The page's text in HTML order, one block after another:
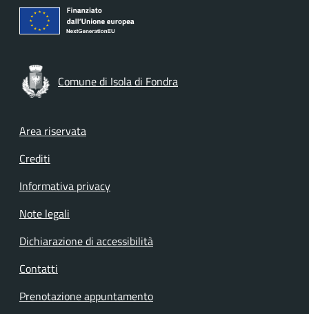
Comune di Isola di Fondra
Footer menu
Area riservata
Crediti
Informativa privacy
Note legali
Dichiarazione di accessibilità
Contatti
Prenotazione appuntamento